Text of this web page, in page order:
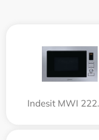
Indesit MWI